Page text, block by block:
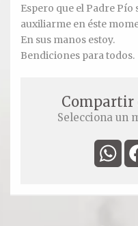
DEVOTOS
Espero que el Padre Pío
auxiliarme en éste
En sus manos estoy.
Bendiciones para todos.
Compartir
Selecciona un